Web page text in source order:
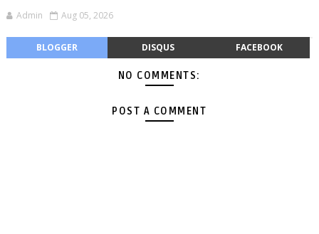
Admin Aug 05, 2026
BLOGGER DISQUS FACEBOOK
NO COMMENTS:
POST A COMMENT